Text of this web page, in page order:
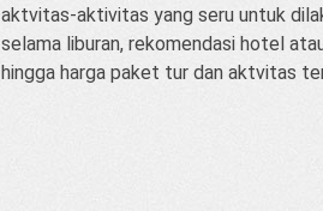
aktvitas-aktivitas yang seru untuk
selama liburan, rekomendasi hotel
hingga harga paket tur dan aktvitas